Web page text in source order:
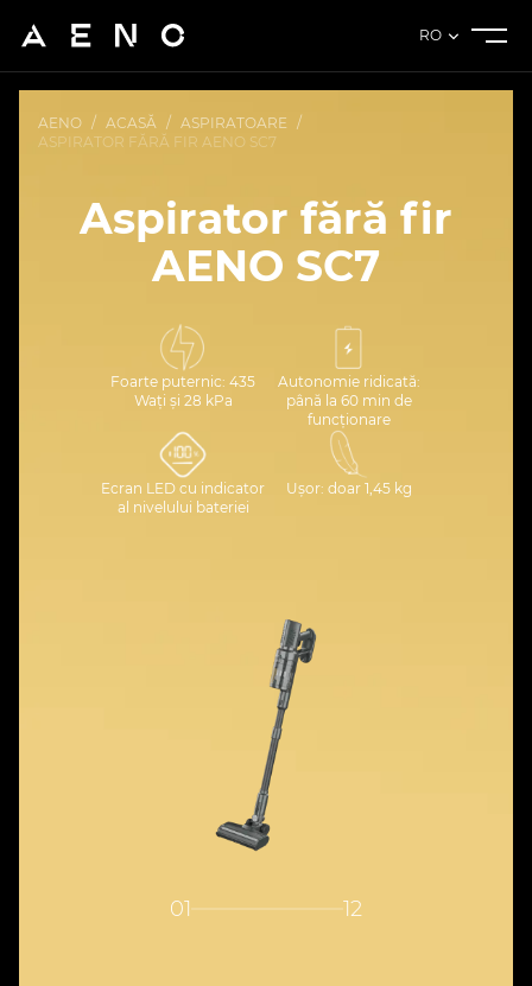
RO
AENO / ACASĂ / ASPIRATOARE /
ASPIRATOR FĂRĂ FIR AENO SC7
Aspirator fără fir
AENO SC7
Foarte puternic: 435
Wați și 28 kPa
Autonomie ridicată:
până la 60 min de
funcționare
Ecran LED cu indicator
al nivelului bateriei
Ușor: doar 1,45 kg
01 12